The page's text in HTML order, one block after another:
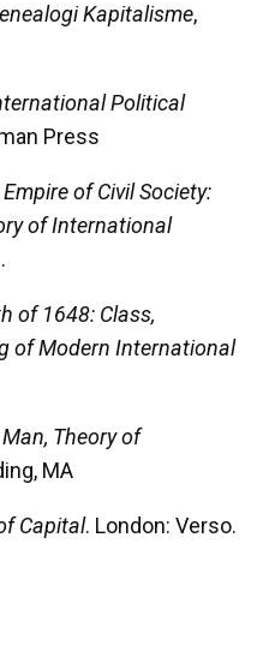
Kapitalisme,
Political
Press
Empire of Civil Society:
of International
of 1648: Class,
of Modern International
Man, Theory of
MA
Capital. London: Verso.